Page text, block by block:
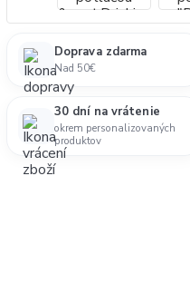
Doprava zdarma
Nad 50€
30 dní na vrátenie
okrem personalizovaných
produktov